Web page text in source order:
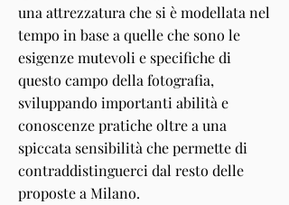
una attrezzatura che si è modellata nel
tempo in base a quelle che sono le
esigenze mutevoli e specifiche di
questo campo della fotografia,
sviluppando importanti abilità e
conoscenze pratiche oltre a una
spiccata sensibilità che permette di
contraddistinguerci dal resto delle
proposte a Milano.